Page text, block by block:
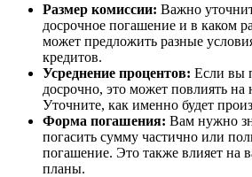
Размер комиссии: Важно
досрочное погашение и в каком
может предложить разные
кредитов.
Усреднение процентов: Если вы
досрочно, это может повлиять на
Уточните, как именно будет
Форма погашения: Вам нужно
погасить сумму частично или
погашение. Это также влияет на
планы.